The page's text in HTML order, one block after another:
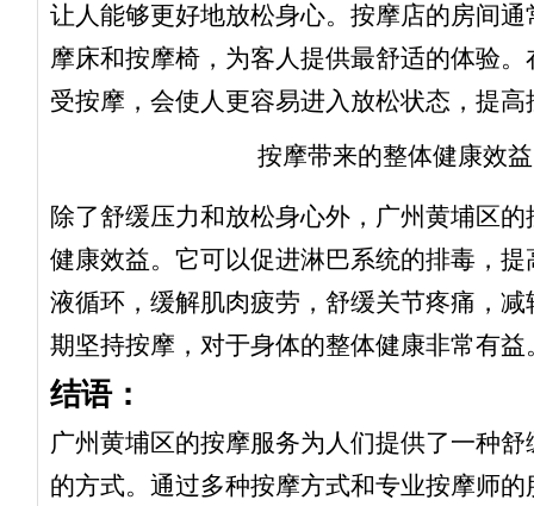
让人能够更好地放松身心。按摩店的房间
摩床和按摩椅，为客人提供最舒适的体验
受按摩，会使人更容易进入放松状态，提高
按摩带来的整体健康效益
除了舒缓压力和放松身心外，广州黄埔区
健康效益。它可以促进淋巴系统的排毒，
液循环，缓解肌肉疲劳，舒缓关节疼痛，
期坚持按摩，对于身体的整体健康非常有益
结语：
广州黄埔区的按摩服务为人们提供了一种
的方式。通过多种按摩方式和专业按摩师